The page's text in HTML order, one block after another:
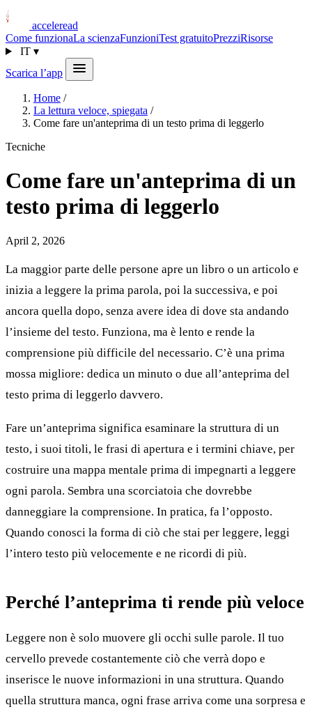
acceleread
Come funzionaLa scienzaFunzioniTest gratuitoPrezziRisorse
IT ▾
Scarica l’app
Home /
La lettura veloce, spiegata /
Come fare un'anteprima di un testo prima di leggerlo
Tecniche
Come fare un'anteprima di un
testo prima di leggerlo
April 2, 2026
La maggior parte delle persone apre un libro o un articolo e
inizia a leggere la prima parola, poi la successiva, e poi
ancora quella dopo, senza avere idea di dove sta andando
l’insieme del testo. Funziona, ma è lento e rende la
comprensione più difficile del necessario. C’è una prima
mossa migliore: dedica un minuto o due all’anteprima del
testo prima di leggerlo davvero.
Fare un’anteprima significa esaminare la struttura di un
testo, i suoi titoli, le frasi di apertura e i termini chiave, per
costruire una mappa mentale prima di impegnarti a leggere
ogni parola. Sembra una scorciatoia che dovrebbe
danneggiare la comprensione. In pratica, fa l’opposto.
Quando conosci la forma di ciò che stai per leggere, leggi
l’intero testo più velocemente e ne ricordi di più.
Perché l’anteprima ti rende più veloce
Leggere non è solo muovere gli occhi sulle parole. Il tuo
cervello prevede costantemente ciò che verrà dopo e
inserisce le nuove informazioni in una struttura. Quando
quella struttura manca, ogni frase arriva come una sorpresa e